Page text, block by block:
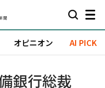
オピニオン AI PICK
銀行総裁